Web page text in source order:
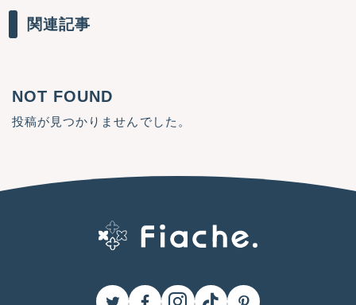
関連記事
NOT FOUND
投稿が見つかりませんでした。